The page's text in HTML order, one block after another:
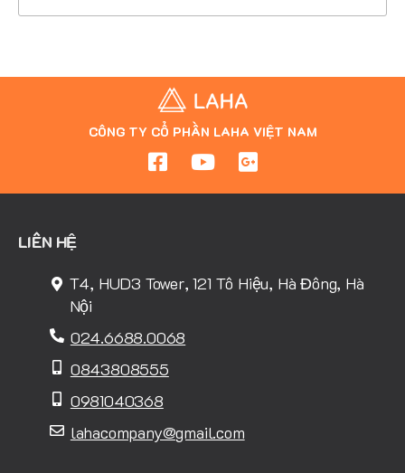
CÔNG TY CỔ PHẦN LAHA VIỆT NAM
LIÊN HỆ
T4, HUD3 Tower, 121 Tô Hiệu, Hà Đông, Hà
Nội
024.6688.0068
0843808555
0981040368
lahacompany@gmail.com